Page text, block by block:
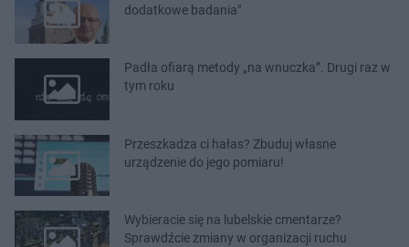
dodatkowe badania"
Padła ofiarą metody „na wnuczka”. Drugi raz w
tym roku
Przeszkadza ci hałas? Zbuduj własne
urządzenie do jego pomiaru!
Wybieracie się na lubelskie cmentarze?
Sprawdźcie zmiany w organizacji ruchu